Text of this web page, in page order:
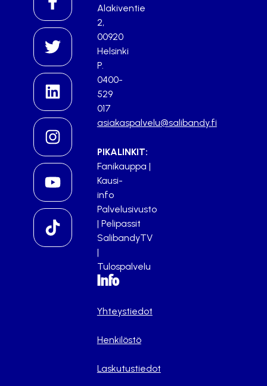
Alakiventie
2,
00920
Helsinki
P.
0400-
529
017
asiakaspalvelu@salibandy.fi
PIKALINKIT:
Fanikauppa |
Kausi-
info
Palvelusivusto
| Pelipassit
SalibandyTV
|
Tulospalvelu
Info
Yhteystiedot
Henkilöstö
Laskutustiedot